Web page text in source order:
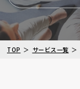
TOP サービス一覧